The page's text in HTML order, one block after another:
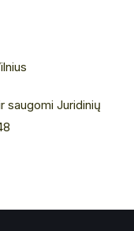
saugomi Juridinių